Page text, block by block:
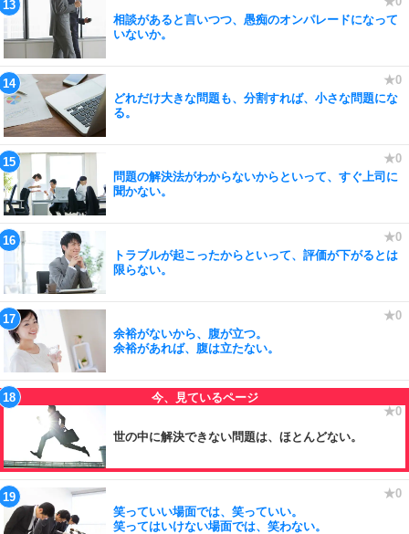
相談があると言いつつ、愚痴のオンパレードになって
いないか。
どれだけ大きな問題も、分割すれば、小さな問題にな
る。
問題の解決法がわからないからといって、すぐ上司に
聞かない。
トラブルが起こったからといって、評価が下がるとは
限らない。
余裕がないから、腹が立つ。
余裕があれば、腹は立たない。
世の中に解決できない問題は、ほとんどない。
笑っていい場面では、笑っていい。
笑ってはいけない場面では、笑わない。